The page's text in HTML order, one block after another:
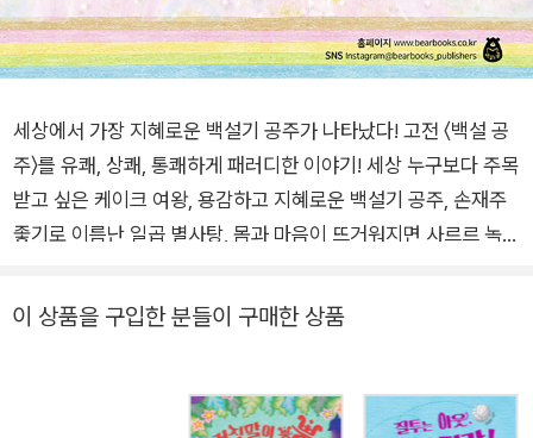
세상에서 가장 지혜로운 백설기 공주가 나타났다! 고전 〈백설 공
주〉를 유쾌, 상쾌, 통쾌하게 패러디한 이야기! 세상 누구보다 주목
받고 싶은 케이크 여왕, 용감하고 지혜로운 백설기 공주, 손재주
좋기로 이름난 일곱 별사탕, 몸과 마음이 뜨거워지면 사르르 녹아
재해석한 현대판 〈백설 공주〉 이야기! 오늘은 달콤한 케이크 나라
게 뻔하기 때문이다. 궁궐에 모인 신하들은 저마다 준비한 생일
이 상품을 구입한 분들이 구매한 상품